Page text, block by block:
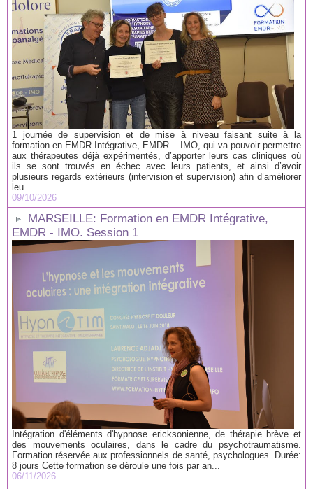
1 journée de supervision et de mise à niveau faisant suite à la
formation en EMDR Intégrative, EMDR – IMO, qui va pouvoir permettre
aux thérapeutes déjà expérimentés, d’apporter leurs cas cliniques où
ils se sont trouvés en échec avec leurs patients, et ainsi d’avoir
plusieurs regards extérieurs (intervision et supervision) afin d’améliorer
leu...
09/10/2026
MARSEILLE: Formation en EMDR Intégrative,
EMDR - IMO. Session 1
Intégration d'éléments d'hypnose ericksonienne, de thérapie brève et
des mouvements oculaires, dans le cadre du psychotraumatisme.
Formation réservée aux professionnels de santé, psychologues. Durée:
8 jours Cette formation se déroule une fois par an...
06/11/2026